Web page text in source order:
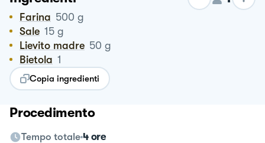
Farina 500 g
Sale 15 g
Lievito madre 50 g
Bietola 1
Copia ingredienti
Procedimento
Tempo totale 4 ore